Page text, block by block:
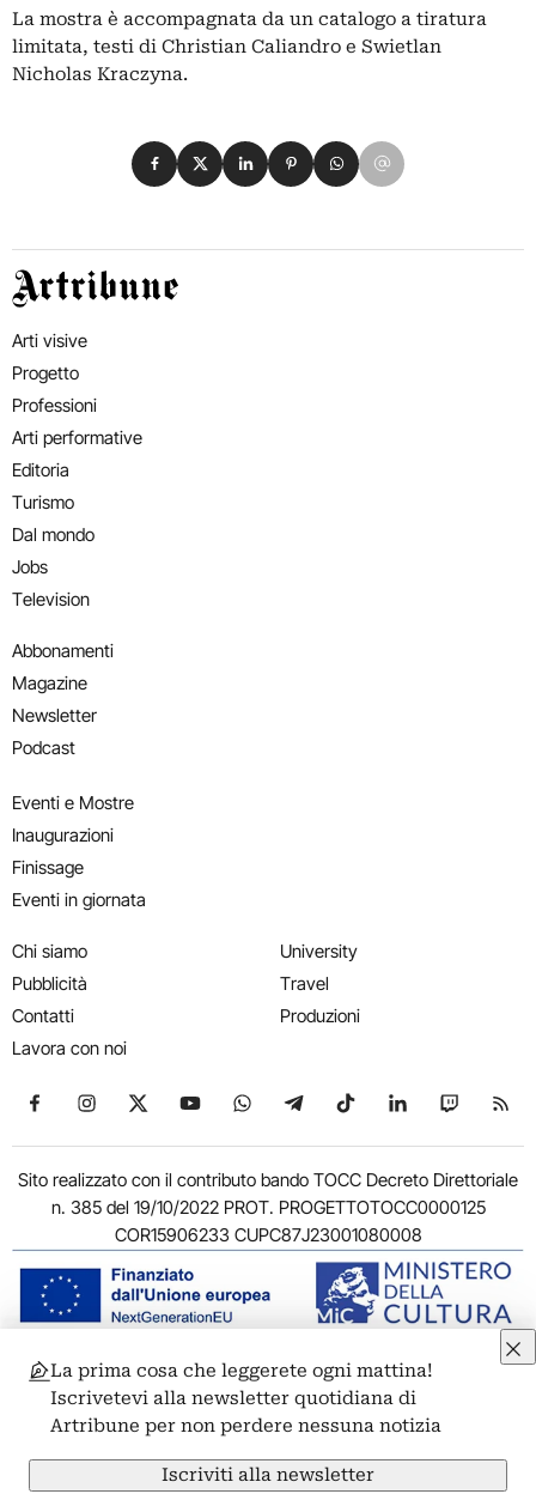
La mostra è accompagnata da un catalogo a tiratura
limitata, testi di Christian Caliandro e Swietlan
Nicholas Kraczyna.
Condividi su Facebook
Condividi su X
Condividi su LinkedIn
Condividi su Pinterest
Condividi su WhatsApp
Condividi su Email
Artribune
Arti visive
Progetto
Professioni
Arti performative
Editoria
Turismo
Dal mondo
Jobs
Television
Abbonamenti
Magazine
Newsletter
Podcast
Eventi e Mostre
Inaugurazioni
Finissage
Eventi in giornata
Chi siamo
Pubblicità
Contatti
Lavora con noi
University
Travel
Produzioni
Seguici su Facebook
Seguici su Instagram
Seguici su X
Seguici su YouTube
Seguici su WhatsApp
Seguici su Telegram
Seguici su TikTok
Seguici su
Seguici
Sito realizzato con il contributo bando TOCC Decreto Direttoriale
n. 385 del 19/10/2022 PROT. PROGETTOTOCC0000125
COR15906233 CUPC87J23001080008
© 2011-2026 ARTRIBUNE srl – Corso Vittorio Emanuele II, 287 –
00186 Roma - P.I. 11381581005
Privacy: Responsabile della protezione dei dati personali
ARTRIBUNE srl – Corso Vittorio Emanuele II, 287 – 00186 Roma
Termini e condizioniPrivacy PolicyCookie PolicyCredits
La prima cosa che leggerete ogni mattina!
Iscrivetevi alla newsletter quotidiana di
Artribune per non perdere nessuna notizia
Iscriviti alla newsletter